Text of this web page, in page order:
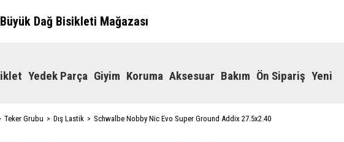
Dağ Bisikleti Mağazası
Yedek Parça Giyim Koruma Aksesuar Bakım Ön Sipariş Yeni
Teker Grubu Dış Lastik Schwalbe Nobby Nic Evo Super Ground Addix 27.5x2.40